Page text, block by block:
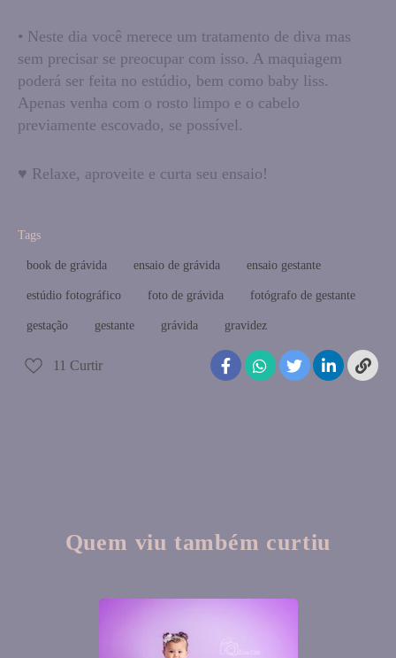
• Neste dia você merece um tratamento de diva mas
sem precisar se preocupar com isso. A maquiagem
poderá ser feita no estúdio, bem como baby liss.
Apenas venha com o rosto limpo e o cabelo
previamente escovado, se possível.
♥ Relaxe, aproveite e curta seu ensaio!
Tags
book de grávida ensaio de grávida ensaio gestante
estúdio fotográfico foto de grávida fotógrafo de gestante
gestação gestante grávida gravidez
11 Curtir
Quem viu também curtiu